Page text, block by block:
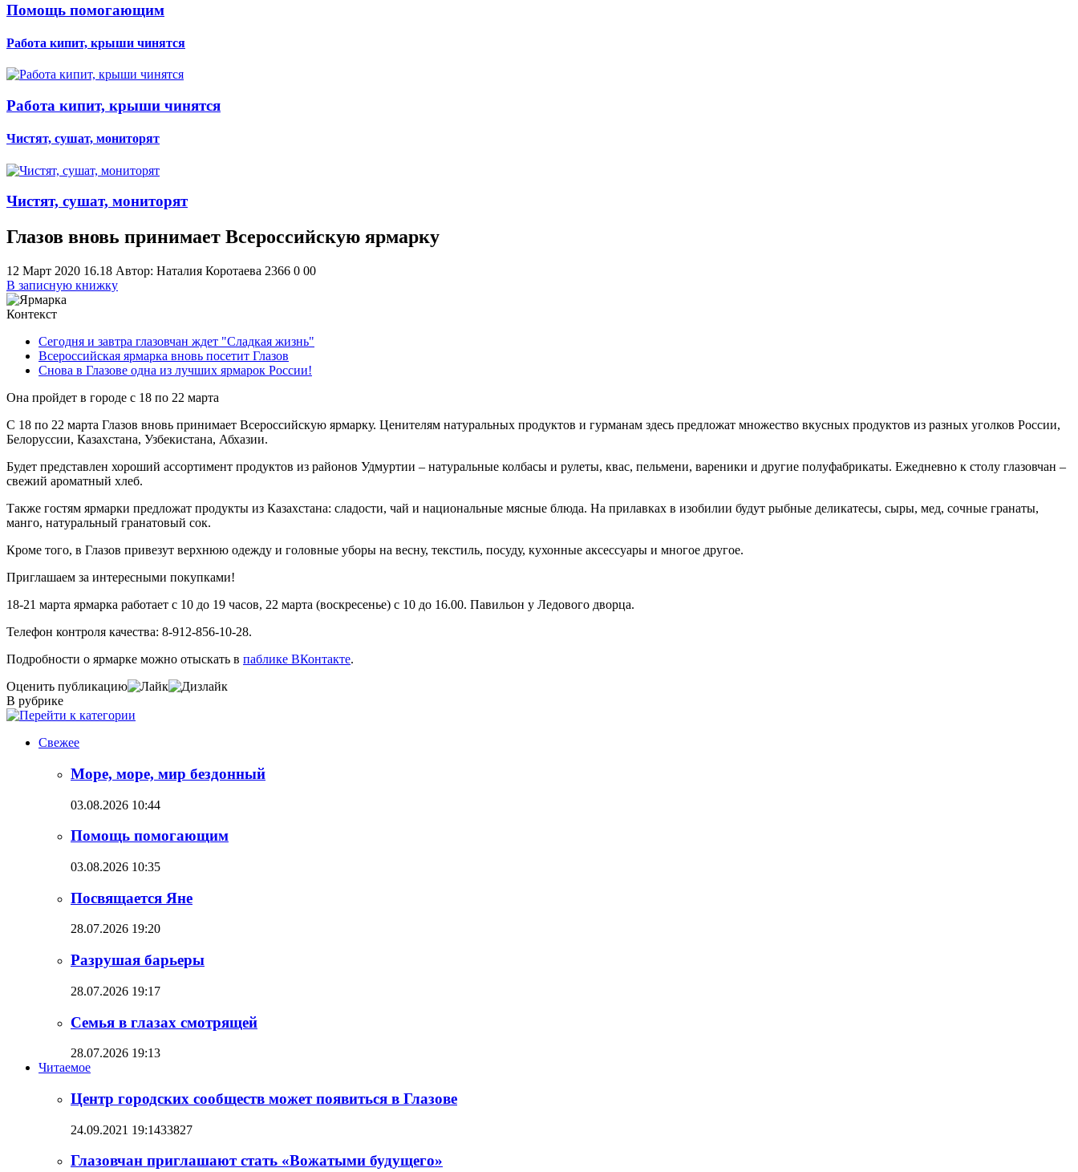
Помощь помогающим
Работа кипит, крыши чинятся
Работа кипит, крыши чинятся
Чистят, сушат, мониторят
Чистят, сушат, мониторят
Глазов вновь принимает Всероссийскую ярмарку
12 Март 2020 16.18 Автор: Наталия Коротаева 2366 0 00
В записную книжку
Контекст
Сегодня и завтра глазовчан ждет "Сладкая жизнь"
Всероссийская ярмарка вновь посетит Глазов
Снова в Глазове одна из лучших ярмарок России!
Она пройдет в городе с 18 по 22 марта
С 18 по 22 марта Глазов вновь принимает Всероссийскую ярмарку. Ценителям натуральных продуктов и гурманам здесь предложат множество вкусных продуктов из разных уголков России,
Белоруссии, Казахстана, Узбекистана, Абхазии.
Будет представлен хороший ассортимент продуктов из районов Удмуртии – натуральные колбасы и рулеты, квас, пельмени, вареники и другие полуфабрикаты. Ежедневно к столу глазовчан –
свежий ароматный хлеб.
Также гостям ярмарки предложат продукты из Казахстана: сладости, чай и национальные мясные блюда. На прилавках в изобилии будут рыбные деликатесы, сыры, мед, сочные гранаты,
манго, натуральный гранатовый сок.
Кроме того, в Глазов привезут верхнюю одежду и головные уборы на весну, текстиль, посуду, кухонные аксессуары и многое другое.
Приглашаем за интересными покупками!
18-21 марта ярмарка работает с 10 до 19 часов, 22 марта (воскресенье) с 10 до 16.00. Павильон у Ледового дворца.
Телефон контроля качества: 8-912-856-10-28.
Подробности о ярмарке можно отыскать в паблике ВКонтакте.
Оценить публикацию
В рубрике
Свежее
Море, море, мир бездонный
03.08.2026 10:44
Помощь помогающим
03.08.2026 10:35
Посвящается Яне
28.07.2026 19:20
Разрушая барьеры
28.07.2026 19:17
Семья в глазах смотрящей
28.07.2026 19:13
Читаемое
Центр городских сообществ может появиться в Глазове
24.09.2021 19:1433827
Глазовчан приглашают стать «Вожатыми будущего»